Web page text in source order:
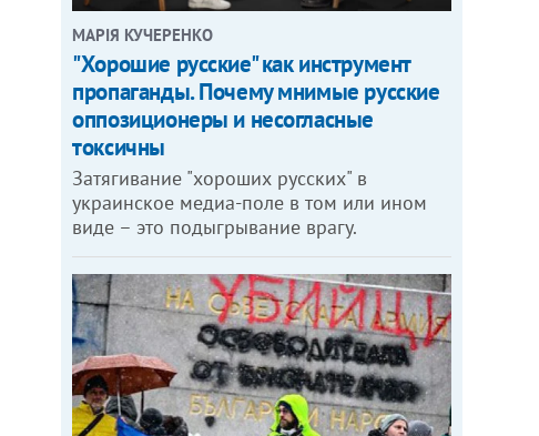
МАРІЯ КУЧЕРЕНКО
"Хорошие русские" как инструмент
пропаганды. Почему мнимые русские
оппозиционеры и несогласные
токсичны
Затягивание "хороших русских" в
украинское медиа-поле в том или ином
виде – это подыгрывание врагу.